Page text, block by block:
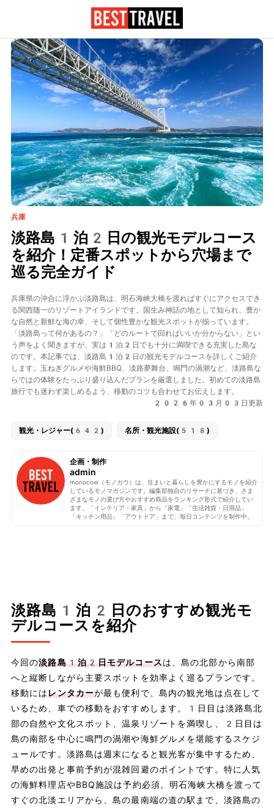
兵庫
淡路島1泊2日の観光モデルコース
を紹介！定番スポットから穴場まで
巡る完全ガイド
兵庫県の沖合に浮かぶ淡路島は、明石海峡大橋を渡ればすぐにアクセスでき
る関西随一のリゾートアイランドです。
国生み神話の地として知られ、豊か
な自然と新鮮な海の幸、そして個性豊かな観光スポットが揃っています。
「淡路島って何があるの？」「どのルートで回ればいいか分からない」とい
う声をよく聞きますが、実は1泊2日でも十分に満喫できる充実した島な
のです。本記事では、 淡路島1泊2日の観光モデルコースを詳しくご紹介
します。玉ねぎグルメや海鮮BBQ、淡路夢舞台、鳴門の渦潮など、淡路島な
らではの体験をたっぷり盛り込んだプランを厳選しました。初めての淡路島
旅行でも迷わず楽しめるよう、移動のコツも合わせてお伝えします。
2026年03月03日更新
観光・レジャー(642) 名所・観光施設(518)
企画・制作
admin
monocow（モノカウ）は、住まいと暮らしを豊かにするモノを紹介
しているモノマガジンです。編集部独自のリサーチに基づき、さま
ざまなモノの選び方やおすすめ商品をランキング形式で紹介してい
ます。「インテリア・家具」から「家電」「生活雑貨・日用品」
「キッチン用品」「アウトドア」まで、毎日コンテンツを制作中。
淡路島1泊2日のおすすめ観光モ
デルコースを紹介
今回の淡路島1泊2日モデルコースは、島の北部から南部
へと縦断しながら主要スポットを効率よく巡るプランです。
移動にはレンタカーが最も便利で、島内の観光地は点在して
いるため、車での移動をおすすめします。1日目は淡路島北
部の自然や文化スポット、温泉リゾートを満喫し、2日目は
島の南部を中心に鳴門の渦潮や海鮮グルメを堪能するスケジ
ュールです。淡路島は週末になると観光客が集中するため、
早めの出発と事前予約が混雑回避のポイントです。特に人気
の海鮮料理店やBBQ施設は予約必須。明石海峡大橋を渡って
すぐの北淡エリアから、島の最南端の道の駅まで、淡路島の